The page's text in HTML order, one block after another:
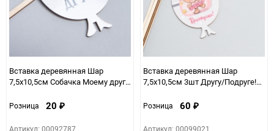
Вставка деревянная Шар
7,5х10,5см Собачка Моему другу!
Розница 20 ₽
Артикул: 00092787
Вставка деревянная Шар
7,5х10,5см 3шт Другу/Подруге!
Розница 60 ₽
Артикул: 00099021